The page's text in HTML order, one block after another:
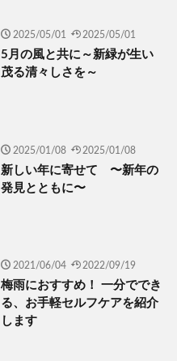
2025/05/01 2025/05/01
5月の風と共に～新緑が生い
茂る清々しさを～
2025/01/08 2025/01/08
新しい年に寄せて 〜新年の
発見とともに〜
2021/06/04 2022/09/19
梅雨におすすめ！ 一分ででき
る、お手軽セルフケアを紹介
します